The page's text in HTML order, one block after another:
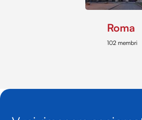
Roma
102 membri